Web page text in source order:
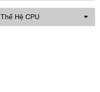
Thế Hệ CPU